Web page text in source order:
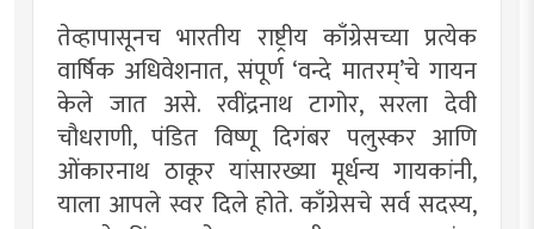
तेव्हापासूनच भारतीय राष्ट्रीय काँग्रेसच्या प्रत्येक
वार्षिक अधिवेशनात, संपूर्ण ‘वन्दे मातरम्’चे गायन
केले जात असे. रवींद्रनाथ टागोर, सरला देवी
चौधराणी, पंडित विष्णू दिगंबर पलुस्कर आणि
ओंकारनाथ ठाकूर यांसारख्या मूर्धन्य गायकांनी,
याला आपले स्वर दिले होते. काँग्रेसचे सर्व सदस्य,